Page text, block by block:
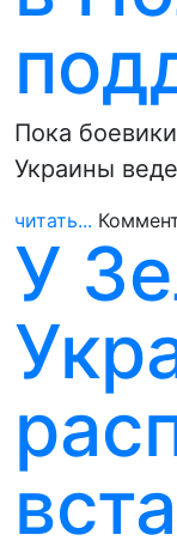
Пока
Украины
читать...
У